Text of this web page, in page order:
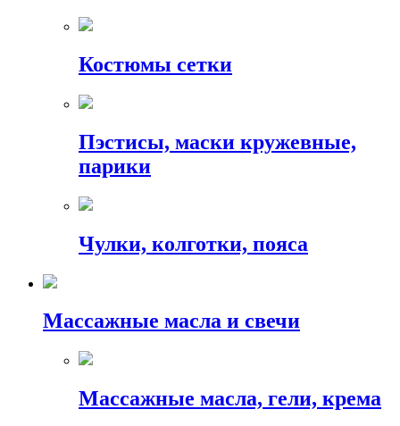
Костюмы сетки
Пэстисы, маски кружевные,
парики
Чулки, колготки, пояса
Массажные масла и свечи
Массажные масла, гели, крема